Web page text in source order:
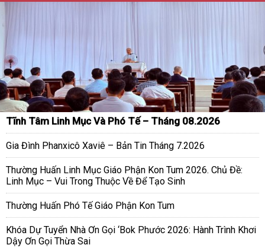
Tĩnh Tâm Linh Mục Và Phó Tế – Tháng 08.2026
Gia Đình Phanxicô Xaviê – Bản Tin Tháng 7.2026
Thường Huấn Linh Mục Giáo Phận Kon Tum 2026. Chủ Đề:
Linh Mục – Vui Trong Thuộc Về Để Tạo Sinh
Thường Huấn Phó Tế Giáo Phận Kon Tum
Khóa Dự Tuyển Nhà Ơn Gọi ‘Bok Phước 2026: Hành Trình Khơi
Dậy Ơn Gọi Thừa Sai